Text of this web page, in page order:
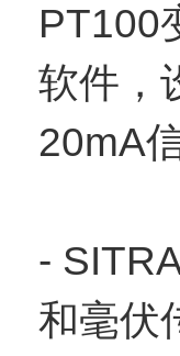
PT100
软件，
20mA
-
和毫伏